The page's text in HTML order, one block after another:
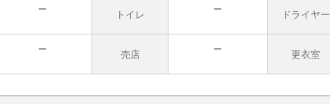
トイレ ドライヤー
売店 更衣室